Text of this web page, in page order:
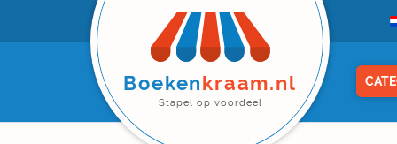
Boekenkraam.nl
Stapel op voordeel